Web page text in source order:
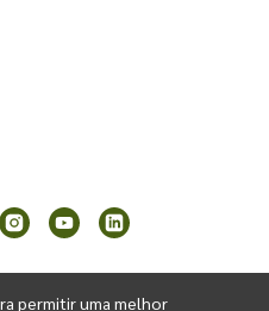
permitir uma melhor